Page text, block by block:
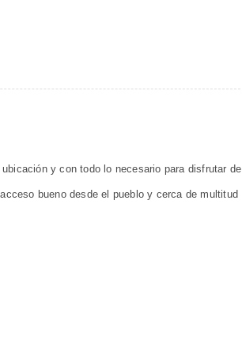
y con todo lo necesario para disfrutar de
bueno desde el pueblo y cerca de multitud